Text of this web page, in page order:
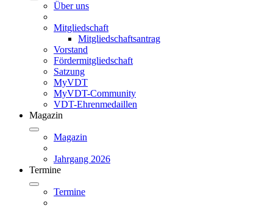
Über uns
Mitgliedschaft
Mitgliedschaftsantrag
Vorstand
Fördermitgliedschaft
Satzung
MyVDT
MyVDT-Community
VDT-Ehrenmedaillen
Magazin
Magazin
Jahrgang 2026
Termine
Termine